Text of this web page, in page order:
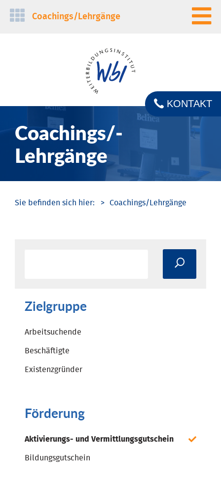
Navigation
Coachings/­Lehrgänge
Coachings/­
Lehrgänge
KONTAKT
Coachings/­Lehrgänge
Zielgruppe
Arbeitsuchende
Beschäftigte
Existenzgründer
Förderung
Aktivierungs- und Vermittlungsgutschein
Bildungsgutschein